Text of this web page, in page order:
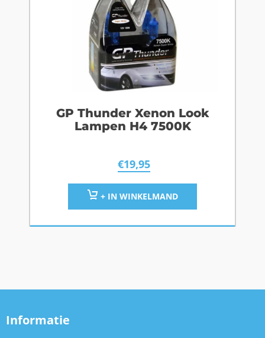
GP Thunder Xenon Look
Lampen H4 7500K
€19,95
+ IN WINKELMAND
Informatie